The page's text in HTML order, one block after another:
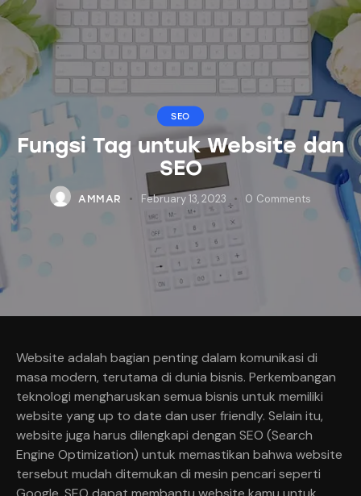
SEO
Fungsi Tag untuk Website dan
SEO
AMMAR February 13, 2023 0 Comments
Website adalah bagian penting dalam komunikasi di
masa modern, terutama di dunia bisnis. Perkembangan
teknologi mengharuskan semua bisnis untuk memiliki
website yang up to date dan user friendly. Selain itu,
website juga harus dilengkapi dengan SEO (Search
Engine Optimization) untuk memastikan bahwa website
tersebut mudah ditemukan di mesin pencari seperti